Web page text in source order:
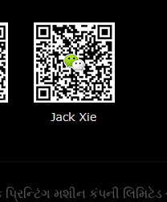
મશીન કંપની લિમિટેડ